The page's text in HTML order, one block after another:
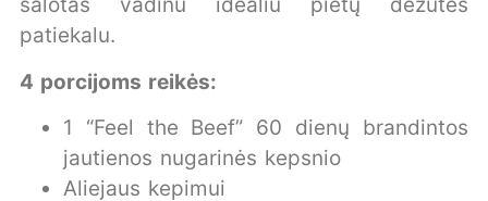
salotas vadinu idealiu pietų dėžutės
patiekalu.
4 porcijoms reikės:
1 “Feel the Beef” 60 dienų brandintos
jautienos nugarinės kepsnio
Aliejaus kepimui